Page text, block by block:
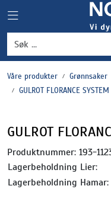
Toggle navigation
Våre produkter Grønnsaker
GULROT FLORANCE SYSTEM
GULROT
Produktnummer: 193-
Lagerbeholdning Lier:
Lagerbeholdning Hamar:
Grønnsaker
Settepotet og setteløk
Plantevern og nyttedyr
Blomster, potter og brett